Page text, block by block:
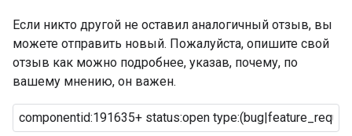
Если никто другой не оставил аналогичный отзыв, вы
можете отправить новый. Пожалуйста, опишите свой
отзыв как можно подробнее, указав, почему, по
вашему мнению, он важен.